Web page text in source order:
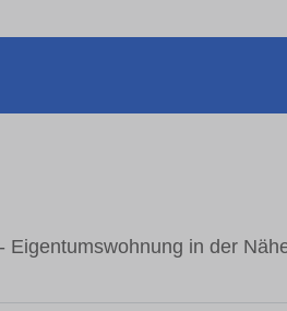
in der